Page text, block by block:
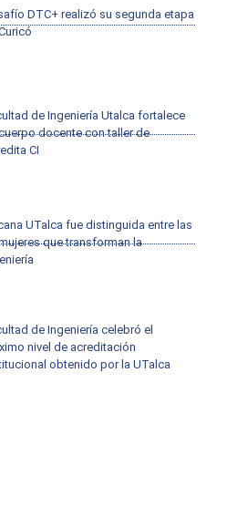
DTC+ realizó su segunda etapa
de Ingeniería Utalca fortalece
docente con taller de
CI
UTalca fue distinguida entre las
que transforman la
de Ingeniería celebró el
nivel de acreditación
obtenido por la UTalca